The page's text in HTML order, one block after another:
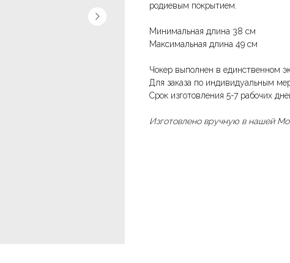
родиевым покрытием.
Минимальная длина 38 см
Максимальная длина 49 см
Чокер выполнен в единственном
Для заказа по индивидуальным
Срок изготовления 5-7 рабочих
Изготовлено вручную в нашей